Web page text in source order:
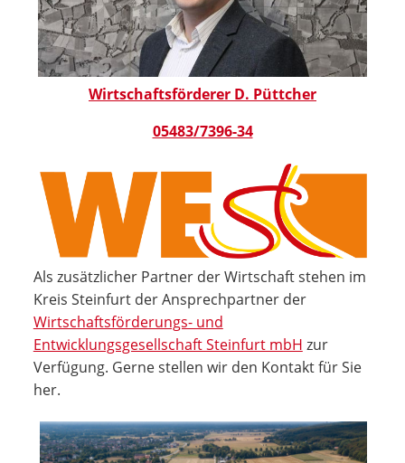
Wirtschaftsförderer D. Püttcher
05483/7396-34
Als zusätzlicher Partner der Wirtschaft stehen im
Kreis Steinfurt der Ansprechpartner der
Wirtschaftsförderungs- und
Entwicklungsgesellschaft Steinfurt mbH zur
Verfügung. Gerne stellen wir den Kontakt für Sie
her.